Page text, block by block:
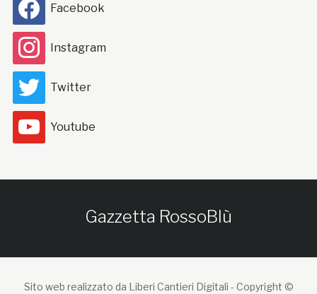
Facebook
Instagram
Twitter
Youtube
Gazzetta RossoBlù
Sito web realizzato da Liberi Cantieri Digitali - Copyright ©